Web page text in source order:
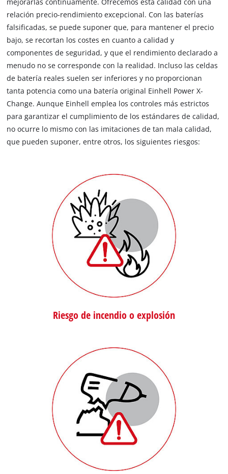
mejorarlas continuamente. Ofrecemos esta calidad con una
relación precio-rendimiento excepcional. Con las baterías
falsificadas, se puede suponer que, para mantener el precio
bajo, se recortan los costes en cuanto a calidad y
componentes de seguridad, y que el rendimiento declarado a
menudo no se corresponde con la realidad. Incluso las celdas
de batería reales suelen ser inferiores y no proporcionan
tanta potencia como una batería original Einhell Power X-
Change. Aunque Einhell emplea los controles más estrictos
para garantizar el cumplimiento de los estándares de calidad,
no ocurre lo mismo con las imitaciones de tan mala calidad,
que pueden suponer, entre otros, los siguientes riesgos:
Riesgo de incendio o explosión